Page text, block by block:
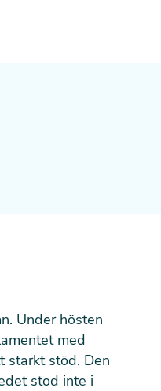
Under hösten
med
starkt stöd. Den
stod inte i